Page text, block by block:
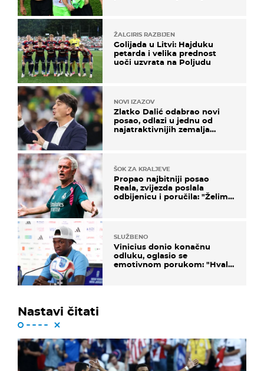
ŽALGIRIS RAZBIJEN
Golijada u Litvi: Hajduku
petarda i velika prednost
uoči uzvrata na Poljudu
NOVI IZAZOV
Zlatko Dalić odabrao novi
posao, odlazi u jednu od
najatraktivnijih zemalja
ŠOK ZA KRALJEVE
Propao najbitniji posao
Reala, zvijezda poslala
odbijenicu i poručila: "Želim
SLUŽBENO
Vinicius donio konačnu
odluku, oglasio se
emotivnom porukom: "Hvala
Nastavi čitati